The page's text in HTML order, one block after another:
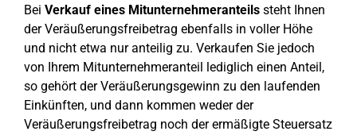
Bei Verkauf eines Mitunternehmeranteils steht Ihnen
der Veräußerungsfreibetrag ebenfalls in voller Höhe
und nicht etwa nur anteilig zu. Verkaufen Sie jedoch
von Ihrem Mitunternehmeranteil lediglich einen Anteil,
so gehört der Veräußerungsgewinn zu den laufenden
Einkünften, und dann kommen weder der
Veräußerungsfreibetrag noch der ermäßigte Steuersatz